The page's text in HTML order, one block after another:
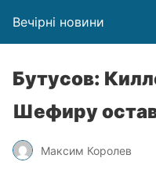
Вечірні новини
Бутусов:
Шефиру
Максим Королев